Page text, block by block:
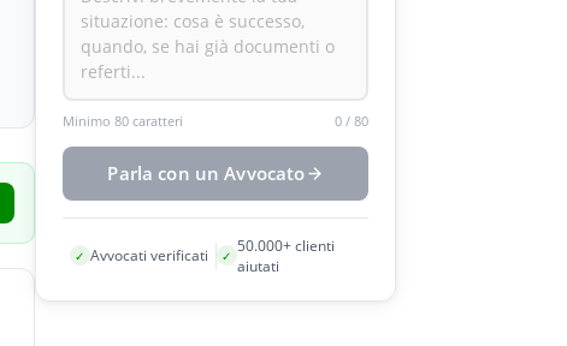
Minimo 80 caratteri 0 / 80
Parla con un Avvocato
✓ Avvocati verificati ✓ 50.000+ clienti
aiutati